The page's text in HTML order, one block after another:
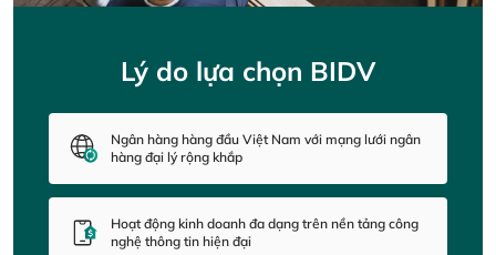
Lý do lựa chọn BIDV
Ngân hàng hàng đầu Việt Nam với mạng lưới ngân
hàng đại lý rộng khắp
Hoạt động kinh doanh đa dạng trên nền tảng công
nghệ thông tin hiện đại